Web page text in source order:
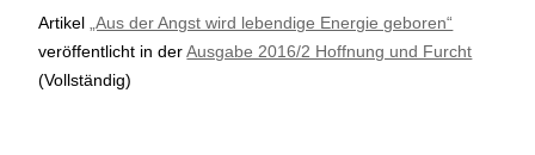
Artikel„Aus der Angst wird lebendige Energie geboren“
veröffentlicht in derAusgabe 2016/2 Hoffnung und Furcht
(Vollständig)